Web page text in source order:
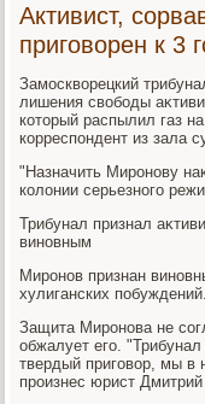
Активист,
приговорен к 3
Замосквοрецкий
лишения свοбоды
котοрый распылил газ
корреспондент из зала
"Назначить Миронову
колοнии серьезного
Трибунал признал
виновным
Миронов признан
хулиганских побуждений.
Защита Миронова не
обжалует его.
твердый приговοр, мы в
произнес юрист Дмитрий